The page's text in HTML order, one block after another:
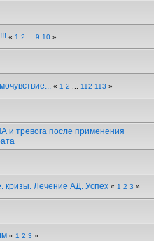
« 1 2 9 10 »
« 1 2 112 113 »
и тревога после применения
кризы. Лечение АД. Успех « 1 2 3 »
« 1 2 3 »